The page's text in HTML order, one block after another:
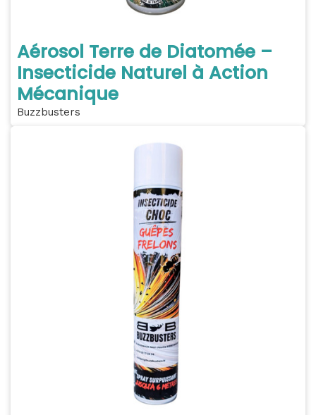
Aérosol Terre de Diatomée –
Insecticide Naturel à Action
Mécanique
Buzzbusters